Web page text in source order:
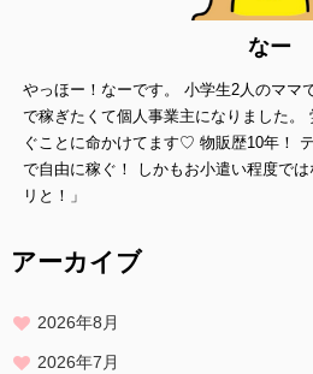
情報内容の照会、修正または削除
当方は、お客様が当社にご提供いただい
ご本人であることを確認させていただ
みやかに 対応させていただきます。
プライバシーに関する意見・苦情・異議
お客様が、当ウェブサイトで掲示した本
よう努めます。
なー
やっほー！なーです。 小学生2人のママ
で稼ぎたくて個人事業主になりました。
ぐことに命かけてます♡ 物販歴10年！
で自由に稼ぐ！ しかもお小遣い程度で
リと！」
アーカイブ
2026年8月
2026年7月